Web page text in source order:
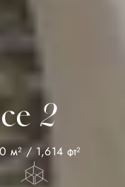
2
м² / 1,614 фт²